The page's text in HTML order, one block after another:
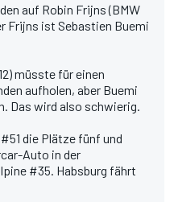
auf Robin Frijns (BMW
Frijns ist Sebastien Buemi
müsste für einen
aufholen, aber Buemi
Das wird also schwierig.
die Plätze fünf und
Auto in der
#35. Habsburg fährt